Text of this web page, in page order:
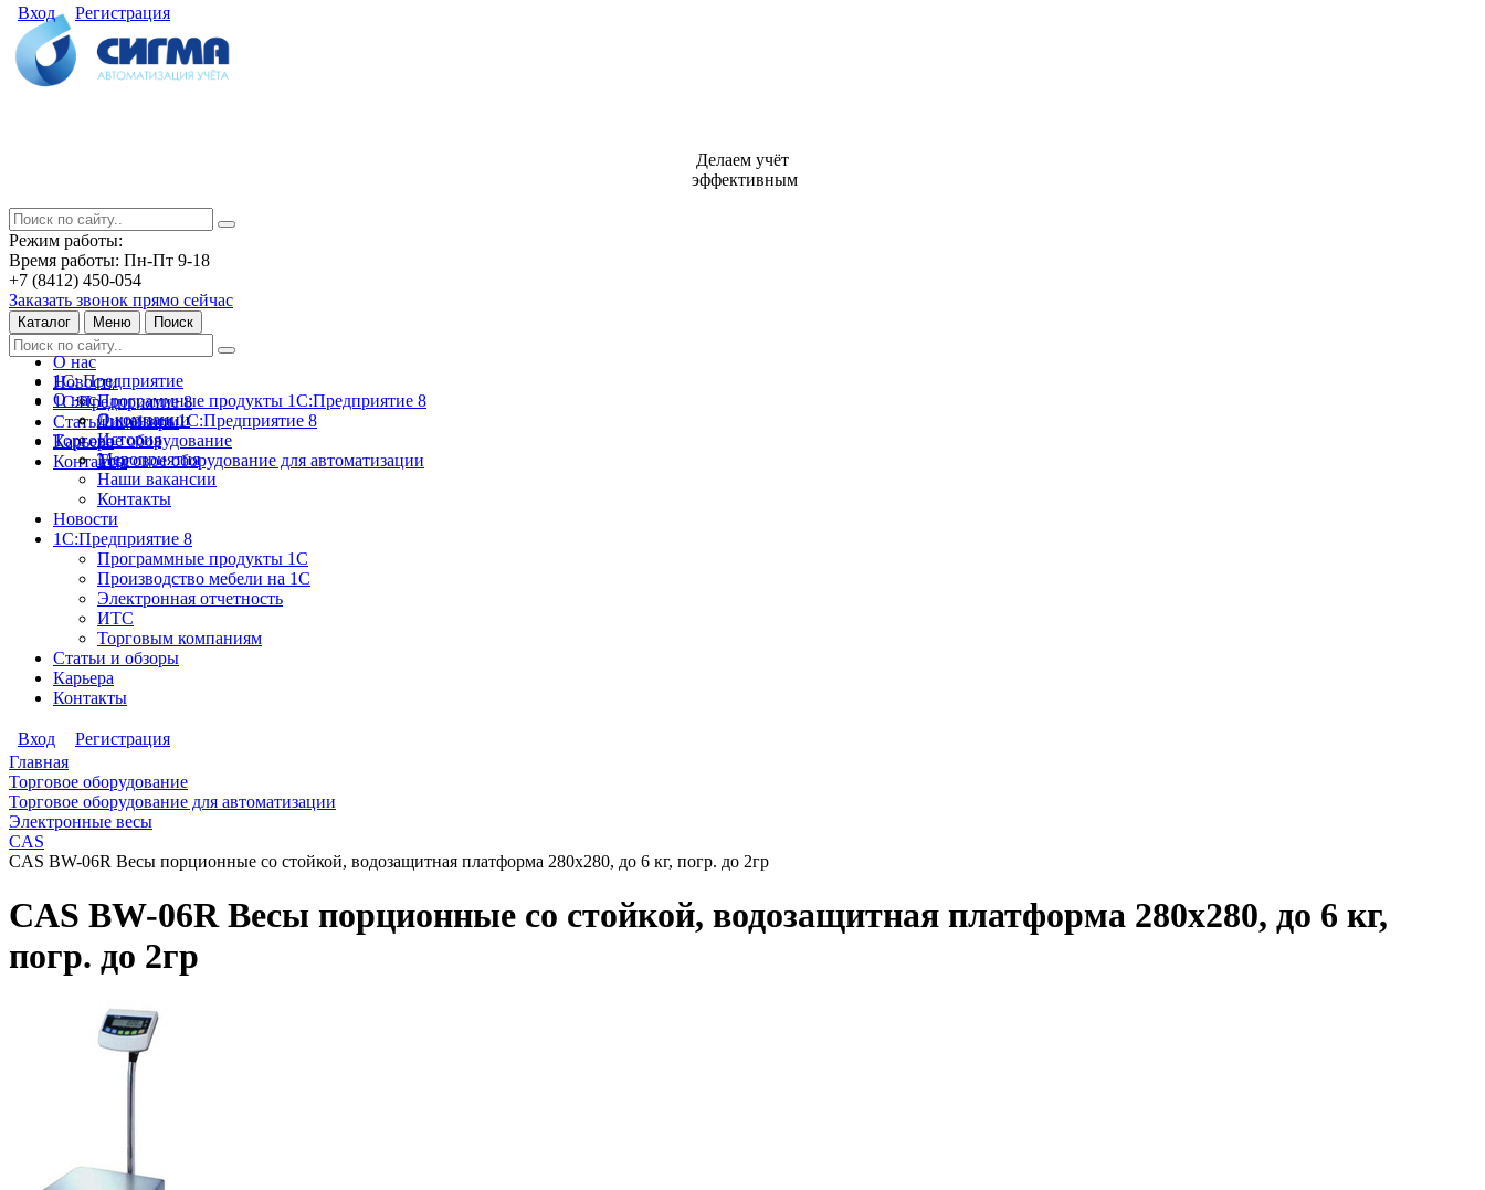
Вход Регистрация
Делаем учёт
эффективным
Режим работы:
Время работы: Пн-Пт 9-18
+7 (8412) 450-054
Заказать звонок прямо сейчас
Каталог Меню Поиск
О нас
Новости
1С:Предприятие 8
Статьи и обзоры
Карьера
Контакты
1С: Предприятие
Программные продукты 1С:Предприятие 8
Лицензии 1С:Предприятие 8
Торговое оборудование
Торговое оборудование для автоматизации
О нас
О компании
История
Мероприятия
Наши вакансии
Контакты
Новости
1С:Предприятие 8
Программные продукты 1С
Производство мебели на 1С
Электронная отчетность
ИТС
Торговым компаниям
Статьи и обзоры
Карьера
Контакты
Вход
Регистрация
Главная
Торговое оборудование
Торговое оборудование для автоматизации
Электронные весы
CAS
CAS BW-06R Весы порционные со стойкой, водозащитная платформа 280х280, до 6 кг, погр. до 2гр
CAS BW-06R Весы порционные со стойкой, водозащитная платформа 280х280, до 6 кг,
погр. до 2гр